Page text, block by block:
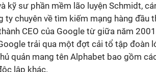
kỹ sư phần mềm lão luyện Schmidt,
ty chuyên về tìm kiếm mạng hàng đầu
CEO của Google từ giữa năm
trải qua một đợt cải tổ tập đoàn
quản mang tên Alphabet bao gồm
lập khác.